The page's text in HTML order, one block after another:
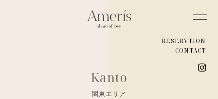
RESERVTION
CONTACT
Kanto
関東エリア